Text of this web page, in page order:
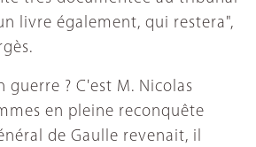
livre également, qui restera",
guerre ? C'est M. Nicolas
en pleine reconquête
de Gaulle revenait, il